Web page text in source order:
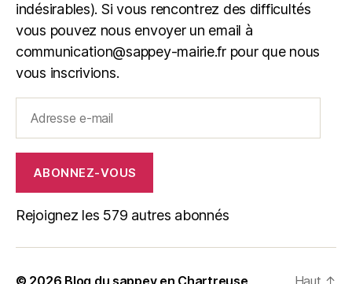
indésirables). Si vous rencontrez des difficultés
vous pouvez nous envoyer un email à
communication@sappey-mairie.fr pour que nous
vous inscrivions.
ABONNEZ-VOUS
Rejoignez les 579 autres abonnés
© 2026 Blog du sappey en Chartreuse Haut ↑